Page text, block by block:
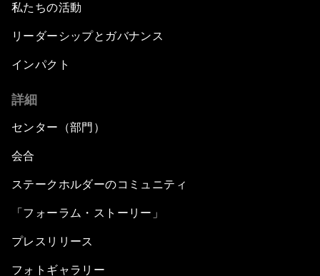
私たちの活動
リーダーシップとガバナンス
インパクト
詳細
センター（部門）
会合
ステークホルダーのコミュニティ
「フォーラム・ストーリー」
プレスリリース
フォトギャラリー